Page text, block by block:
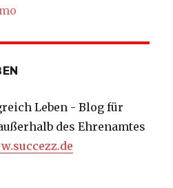
Leben - Blog für
des Ehrenamtes